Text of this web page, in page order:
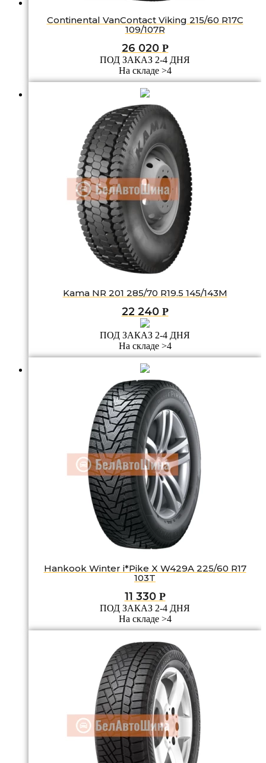
Continental VanContact Viking 215/60 R17C
109/107R
26 020 Р
ПОД ЗАКАЗ 2-4 ДНЯ
На складе >4
Kama NR 201 285/70 R19.5 145/143M
22 240 Р
ПОД ЗАКАЗ 2-4 ДНЯ
На складе >4
Hankook Winter i*Pike X W429A 225/60 R17
103T
11 330 Р
ПОД ЗАКАЗ 2-4 ДНЯ
На складе >4